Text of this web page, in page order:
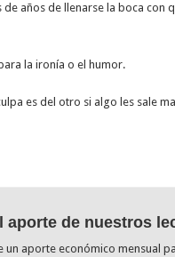
años de llenarse la boca con
la ironía o el humor.
es del otro si algo les sale
aporte de nuestros
un aporte económico mensual